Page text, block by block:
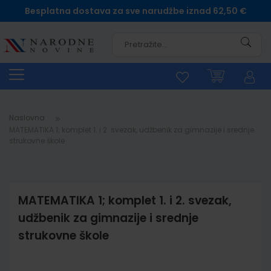
Besplatna dostava za sve narudžbe iznad 62,50 €
Naslovna
MATEMATIKA 1; komplet 1. i 2. svezak,
udžbenik za gimnazije i srednje
strukovne škole